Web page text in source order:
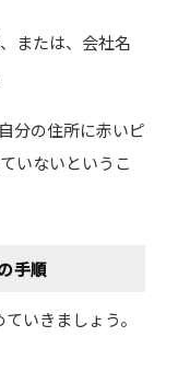
または、会社名
分の住所に赤いピ
いないというこ
手順
いきましょう。